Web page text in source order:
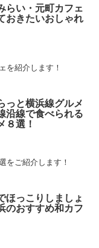
らい・元町カフェ
おきたいおしゃれ
を紹介します！
っと横浜線グルメ
沿線で食べられる
８選！
をご紹介します！
ほっこりしましょ
のおすすめ和カフ